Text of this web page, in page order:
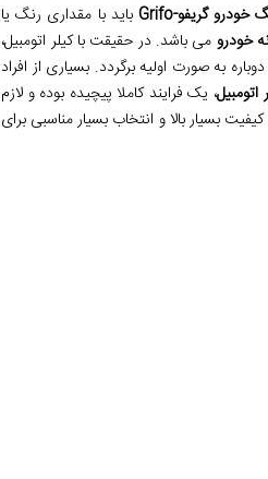
گریفو-Grifo
باید با مقداری رنگ یا
خودرو می باشد. در حقیقت با کیلر اتومبیل،
به صورت اولیه برگردد. بسیاری از افراد
اتومبیل، یک فرایند کاملا پیچیده بوده و لازم
کیفیت بسیار بالا و انتخاب بسیار مناسبی برای